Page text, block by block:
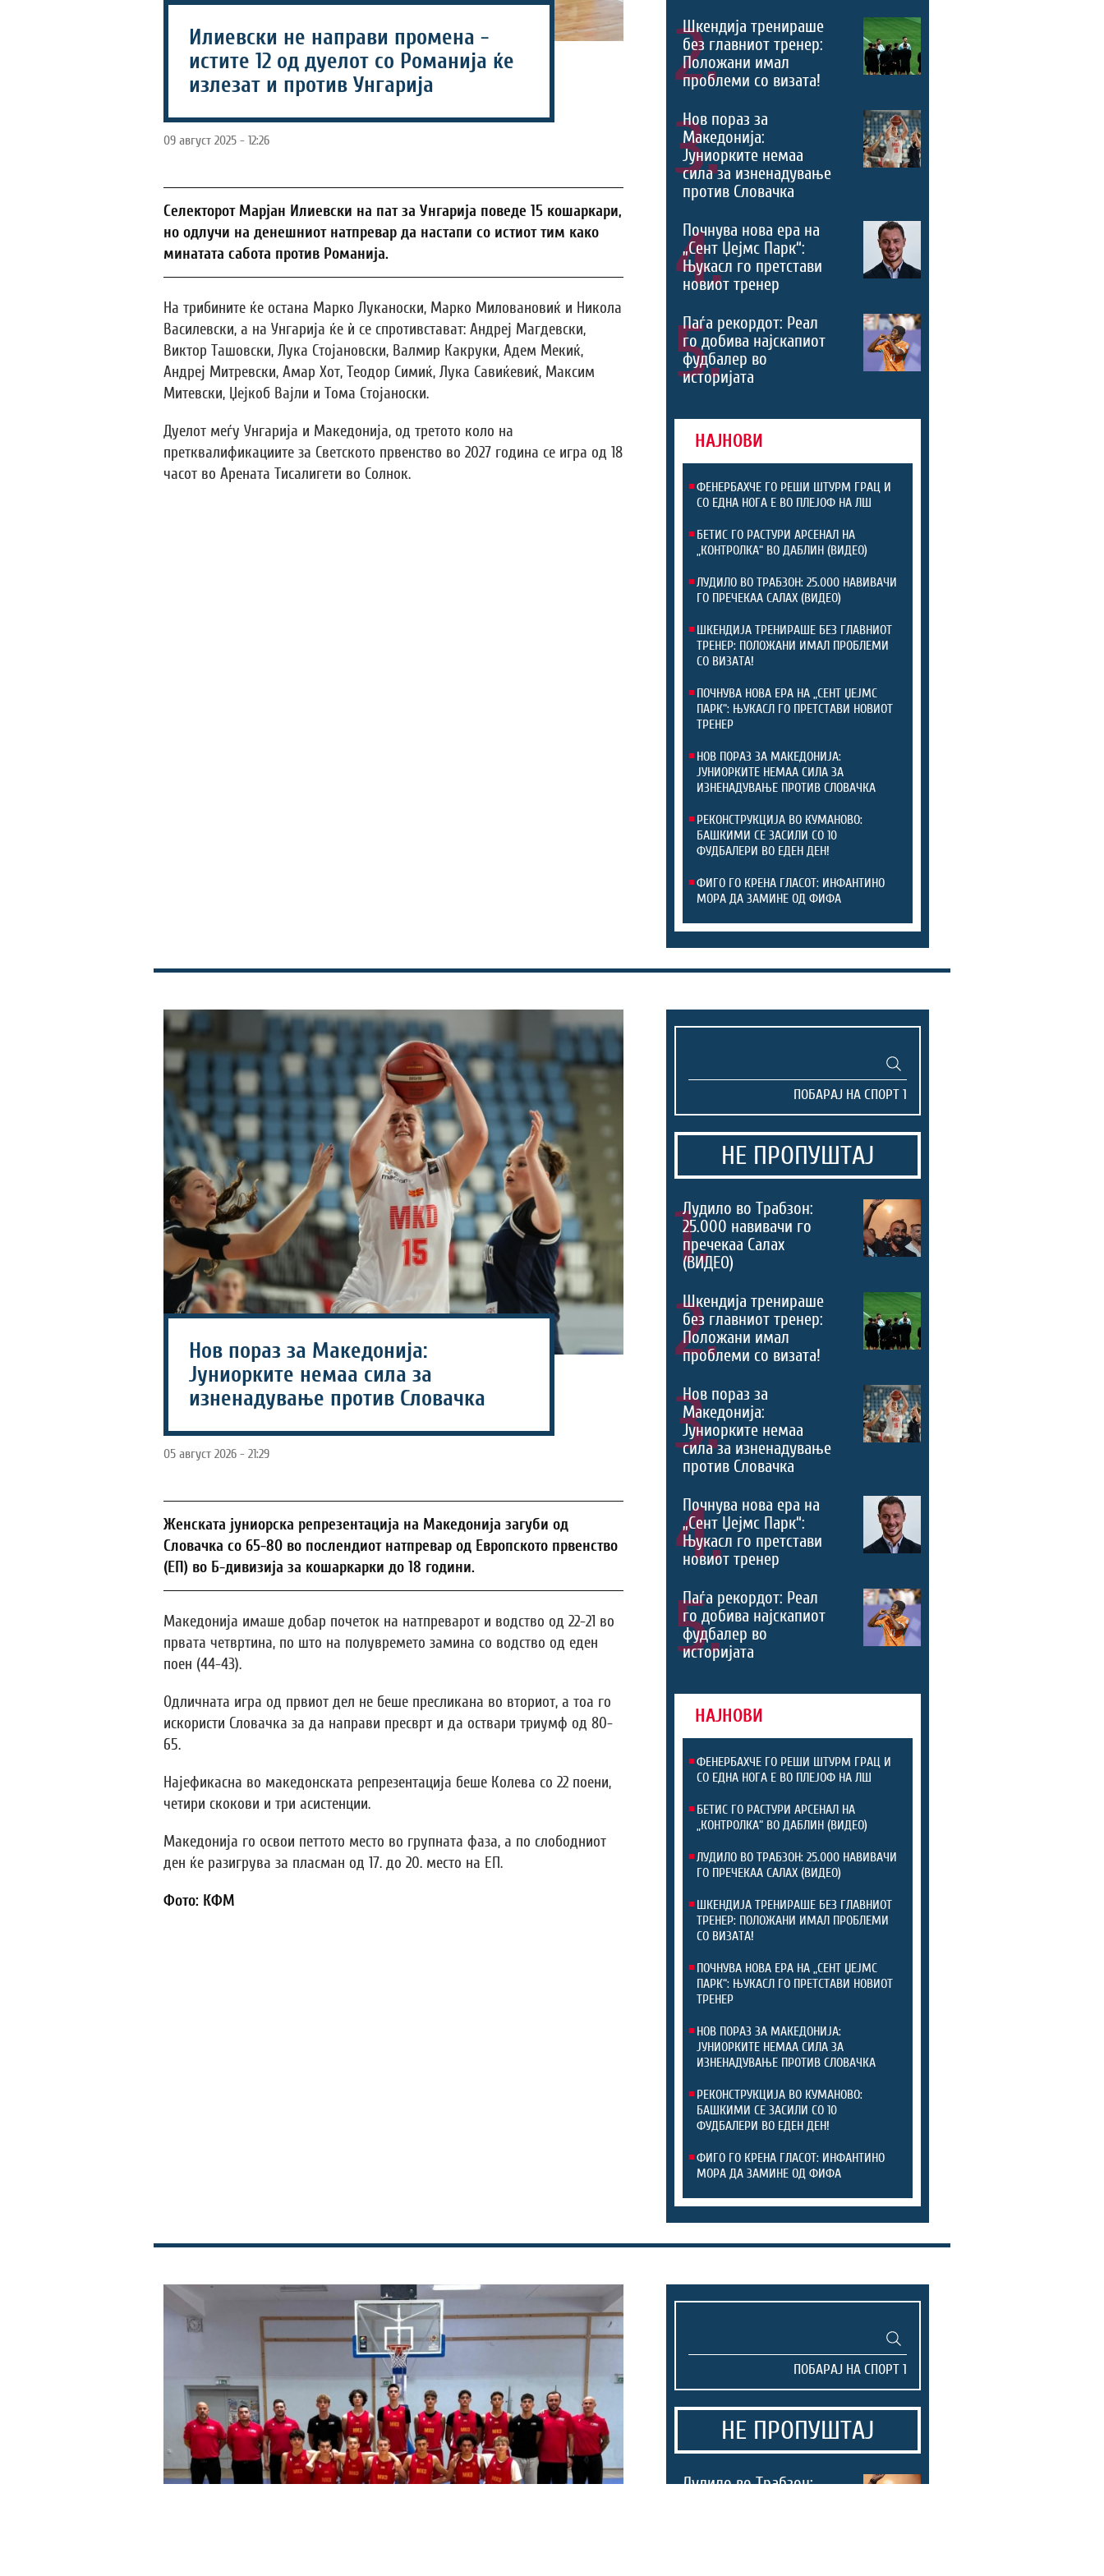
Илиевски не направи промена -
истите 12 од дуелот со Романија ќе
излезат и против Унгарија
09 август 2025 - 12:26
Селекторот Марјан Илиевски на пат за Унгарија поведе 15 кошаркари,
но одлучи на денешниот натпревар да настапи со истиот тим како
минатата сабота против Романија.
На трибините ќе остана Марко Луканоски, Марко Миловановиќ и Никола
Василевски, а на Унгарија ќе ѝ се спротивстават: Андреј Магдевски,
Виктор Ташовски, Лука Стојановски, Валмир Какруки, Адем Мекиќ,
Андреј Митревски, Амар Хот, Теодор Симиќ, Лука Савиќевиќ, Максим
Митевски, Џејкоб Вајли и Тома Стојаноски.
Дуелот меѓу Унгарија и Македонија, од третото коло на
претквалификациите за Светското првенство во 2027 година се игра од 18
часот во Арената Тисалигети во Солнок.
2.
Шкендија тренираше
без главниот тренер:
Положани имал
проблеми со визата!
3.
Нов пораз за
Македонија:
Јуниорките немаа
сила за изненадување
против Словачка
4.
Почнува нова ера на
„Сент Џејмс Парк“:
Њукасл го претстави
новиот тренер
5.
Паѓа рекордот: Реал
го добива најскапиот
фудбалер во
историјата
НАЈНОВИ
ФЕНЕРБАХЧЕ ГО РЕШИ ШТУРМ ГРАЦ И
СО ЕДНА НОГА Е ВО ПЛЕЈОФ НА ЛШ
БЕТИС ГО РАСТУРИ АРСЕНАЛ НА
„КОНТРОЛКА“ ВО ДАБЛИН (ВИДЕО)
ЛУДИЛО ВО ТРАБЗОН: 25.000 НАВИВАЧИ
ГО ПРЕЧЕКАА САЛАХ (ВИДЕО)
ШКЕНДИЈА ТРЕНИРАШЕ БЕЗ ГЛАВНИОТ
ТРЕНЕР: ПОЛОЖАНИ ИМАЛ ПРОБЛЕМИ
СО ВИЗАТА!
ПОЧНУВА НОВА ЕРА НА „СЕНТ ЏЕЈМС
ПАРК“: ЊУКАСЛ ГО ПРЕТСТАВИ НОВИОТ
ТРЕНЕР
НОВ ПОРАЗ ЗА МАКЕДОНИЈА:
ЈУНИОРКИТЕ НЕМАА СИЛА ЗА
ИЗНЕНАДУВАЊЕ ПРОТИВ СЛОВАЧКА
РЕКОНСТРУКЦИЈА ВО КУМАНОВО:
БАШКИМИ СЕ ЗАСИЛИ СО 10
ФУДБАЛЕРИ ВО ЕДЕН ДЕН!
ФИГО ГО КРЕНА ГЛАСОТ: ИНФАНТИНО
МОРА ДА ЗАМИНЕ ОД ФИФА
Нов пораз за Македонија:
Јуниорките немаа сила за
изненадување против Словачка
05 август 2026 - 21:29
Женската јуниорска репрезентација на Македонија загуби од
Словачка со 65-80 во послендиот натпревар од Европското првенство
(ЕП) во Б-дивизија за кошаркарки до 18 години.
Македонија имаше добар почеток на натпреварот и водство од 22-21 во
првата четвртина, по што на полувремето замина со водство од еден
поен (44-43).
Одличната игра од првиот дел не беше пресликана во вториот, а тоа го
искористи Словачка за да направи пресврт и да оствари триумф од 80-
65.
Најефикасна во македонската репрезентација беше Колева со 22 поени,
четири скокови и три асистенции.
Македонија го освои петтото место во групната фаза, а по слободниот
ден ќе разигрува за пласман од 17. до 20. место на ЕП.
Фото: КФМ
НЕ ПРОПУШТАЈ
1.
Лудило во Трабзон:
25.000 навивачи го
пречекаа Салах
(ВИДЕО)
2.
Шкендија тренираше
без главниот тренер:
Положани имал
проблеми со визата!
3.
Нов пораз за
Македонија:
Јуниорките немаа
сила за изненадување
против Словачка
4.
Почнува нова ера на
„Сент Џејмс Парк“:
Њукасл го претстави
новиот тренер
5.
Паѓа рекордот: Реал
го добива најскапиот
фудбалер во
историјата
НАЈНОВИ
ФЕНЕРБАХЧЕ ГО РЕШИ ШТУРМ ГРАЦ И
СО ЕДНА НОГА Е ВО ПЛЕЈОФ НА ЛШ
БЕТИС ГО РАСТУРИ АРСЕНАЛ НА
„КОНТРОЛКА“ ВО ДАБЛИН (ВИДЕО)
ЛУДИЛО ВО ТРАБЗОН: 25.000 НАВИВАЧИ
ГО ПРЕЧЕКАА САЛАХ (ВИДЕО)
ШКЕНДИЈА ТРЕНИРАШЕ БЕЗ ГЛАВНИОТ
ТРЕНЕР: ПОЛОЖАНИ ИМАЛ ПРОБЛЕМИ
СО ВИЗАТА!
ПОЧНУВА НОВА ЕРА НА „СЕНТ ЏЕЈМС
ПАРК“: ЊУКАСЛ ГО ПРЕТСТАВИ НОВИОТ
ТРЕНЕР
НОВ ПОРАЗ ЗА МАКЕДОНИЈА:
ЈУНИОРКИТЕ НЕМАА СИЛА ЗА
ИЗНЕНАДУВАЊЕ ПРОТИВ СЛОВАЧКА
РЕКОНСТРУКЦИЈА ВО КУМАНОВО:
БАШКИМИ СЕ ЗАСИЛИ СО 10
ФУДБАЛЕРИ ВО ЕДЕН ДЕН!
ФИГО ГО КРЕНА ГЛАСОТ: ИНФАНТИНО
МОРА ДА ЗАМИНЕ ОД ФИФА
НЕ ПРОПУШТАЈ
Лудило во Трабзон: